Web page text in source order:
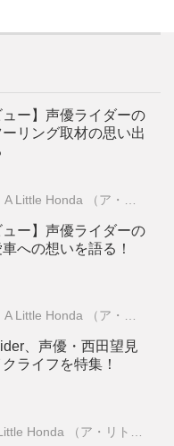
ュー】声優ライダーの
リング取材の思い出
Little Honda （ア・リトル・ホンダ）編集部
ュー】声優ライダーの
への想いを語る！
Little Honda （ア・リトル・ホンダ）編集部
、声優・西田望見
ライフを特集！
Honda （ア・リトル・ホンダ）編集部